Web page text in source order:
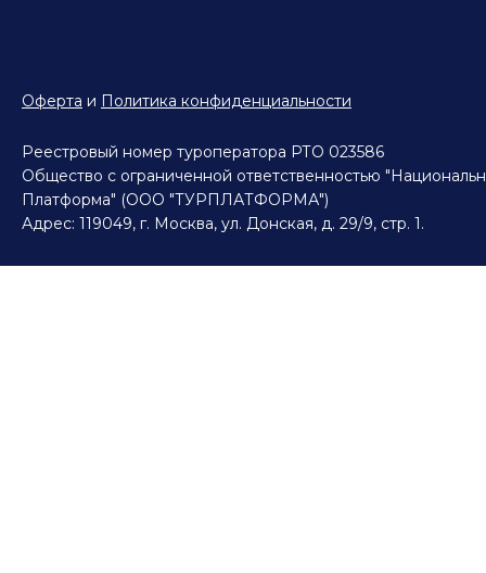
Оферта и Политика конфиденциальности
Реестровый номер туроператора РТО 023586
Общество с ограниченной ответственностью
Платформа" (ООО "ТУРПЛАТФОРМА")
Адрес: 119049, г. Москва, ул. Донская, д. 29/9, стр. 1.